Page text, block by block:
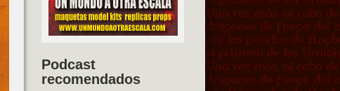
Podcast
recomendados